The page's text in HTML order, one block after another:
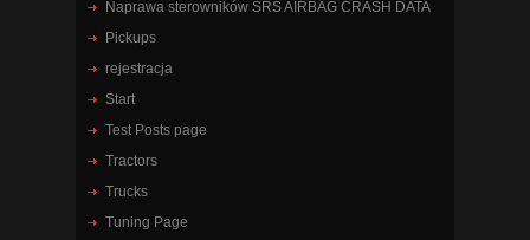
Naprawa sterowników SRS AIRBAG CRASH DATA
Pickups
rejestracja
Start
Test Posts page
Tractors
Trucks
Tuning Page